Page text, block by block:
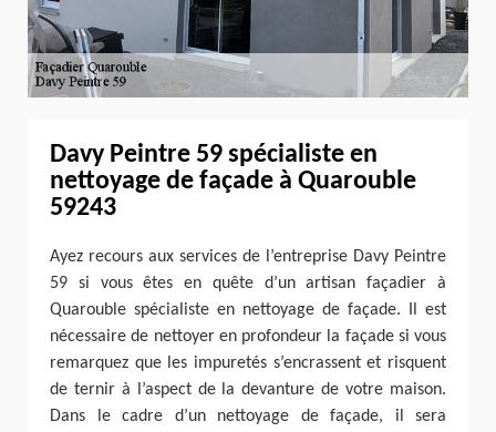
Davy Peintre 59 spécialiste en
nettoyage de façade à Quarouble
59243
Ayez recours aux services de l’entreprise Davy Peintre
59 si vous êtes en quête d’un artisan façadier à
Quarouble spécialiste en nettoyage de façade. Il est
nécessaire de nettoyer en profondeur la façade si vous
remarquez que les impuretés s’encrassent et risquent
de ternir à l’aspect de la devanture de votre maison.
Dans le cadre d’un nettoyage de façade, il sera